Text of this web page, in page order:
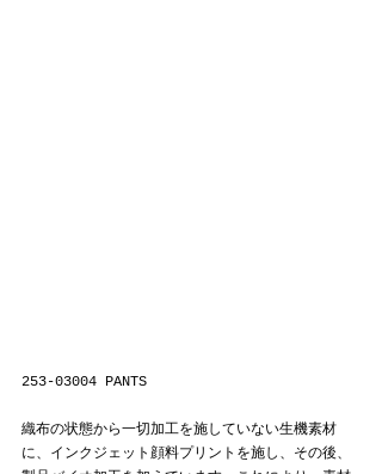
253-03004 PANTS
織布の状態から一切加工を施していない生機素材
に、インクジェット顔料プリントを施し、その後、